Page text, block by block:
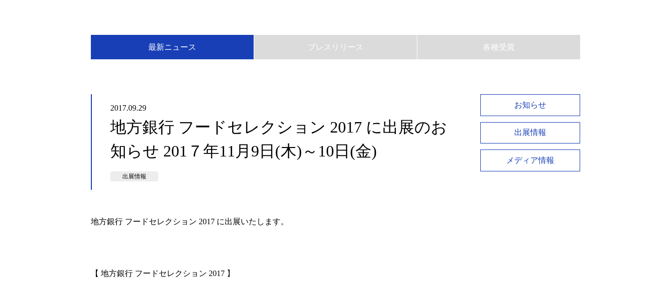
最新ニュース プレスリリース 各種受賞
2017.09.29
地方銀行 フードセレクション 2017 に出展のお
知らせ 201７年11月9日(木)～10日(金)
出展情報
地方銀行 フードセレクション 2017 に出展いたします。
【 地方銀行 フードセレクション 2017 】
お知らせ
出展情報
メディア情報